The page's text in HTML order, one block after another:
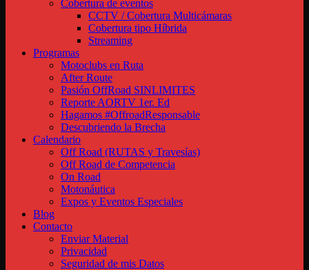
Cobertura de eventos
CCTV / Cobertura Multicámaras
Cobertura tipo Híbrida
Streaming
Programas
Motoclubs en Ruta
After Route
Pasión OffRoad SINLIMITES
Reporte AORTV 1er. Ed
Hagamos #OffroadResponsable
Descubriendo la Brecha
Calendario
Off Road (RUTAS y Travesías)
Off Road de Competencia
On Road
Motonáutica
Expos y Eventos Especiales
Blog
Contacto
Enviar Material
Privacidad
Seguridad de mis Datos